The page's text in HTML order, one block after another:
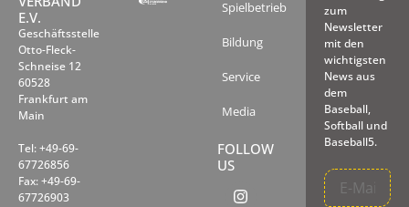
E.V.
Geschäftsstelle
Otto-Fleck-
Schneise 12
60528
Frankfurt am
Main
Tel: +49-69-
67726856
Fax: +49-69-
67726903
Spielbetrieb
Bildung
Service
Media
FOLLOW
US
zum
Newsletter
mit den
wichtigsten
News aus
dem
Baseball,
Softball und
Baseball5.